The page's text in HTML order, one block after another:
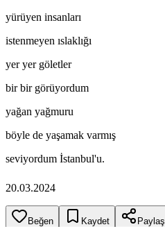
yürüyen insanları
istenmeyen ıslaklığı
yer yer göletler
bir bir görüyordum
yağan yağmuru
böyle de yaşamak varmış
seviyordum İstanbul'u.
20.03.2024
Beğen Kaydet Paylaş